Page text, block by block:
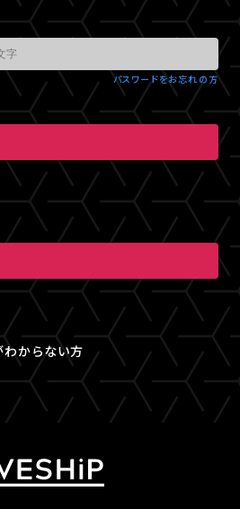
パスワードをお忘れの方
からない方